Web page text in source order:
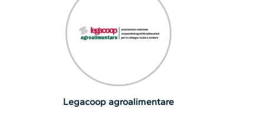
Legacoop agroalimentare